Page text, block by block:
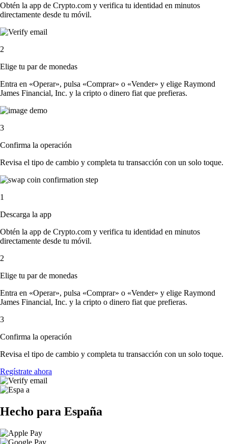
Obtén la app de Crypto.com y verifica tu identidad en minutos
directamente desde tu móvil.
2
Elige tu par de monedas
Entra en «Operar», pulsa «Comprar» o «Vender» y elige Raymond
James Financial, Inc. y la cripto o dinero fiat que prefieras.
3
Confirma la operación
Revisa el tipo de cambio y completa tu transacción con un solo toque.
1
Descarga la app
Obtén la app de Crypto.com y verifica tu identidad en minutos
directamente desde tu móvil.
2
Elige tu par de monedas
Entra en «Operar», pulsa «Comprar» o «Vender» y elige Raymond
James Financial, Inc. y la cripto o dinero fiat que prefieras.
3
Confirma la operación
Revisa el tipo de cambio y completa tu transacción con un solo toque.
Regístrate ahora
Hecho para España